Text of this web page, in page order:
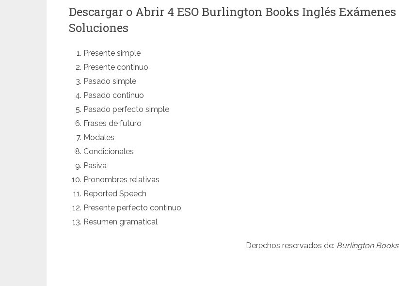
Descargar o Abrir 4 ESO Burlington Books Inglés Exámenes
Soluciones
Presente simple
Presente continuo
Pasado simple
Pasado continuo
Pasado perfecto simple
Frases de futuro
Modales
Condicionales
Pasiva
Pronombres relativas
Reported Speech
Presente perfecto continuo
Resumen gramatical
Derechos reservados de: Burlington Books